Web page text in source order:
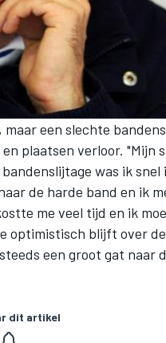
een slechte
plaatsen verloor. "Mijn
was ik snel
de harde band en ik
me veel tijd en ik
optimistisch blijft over
een groot gat naar
dit artikel